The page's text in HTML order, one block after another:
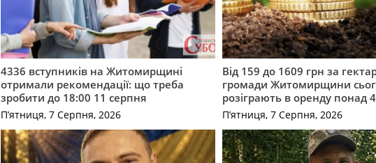
4336 вступників на Житомирщині
отримали рекомендації: що треба
зробити до 18:00 11 серпня
П’ятниця, 7 Серпня, 2026
Від 159 до 1609 грн за
громади Житомирщини
розіграють в оренду понад
П’ятниця, 7 Серпня, 2026